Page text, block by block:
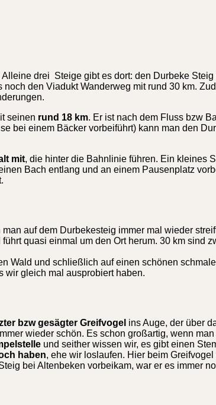
Alleine drei Steige gibt es dort: den Durbeke
den Viadukt Wanderweg mit rund 30 km.
seinen rund 18 km. Er ist nach dem Fluss bzw
bei einem Bäcker vorbeiführt) kann man den
mit, die hinter die Bahnlinie führen. Ein kleines
Bach entlang und an einem Pausenplatz
man auf dem Durbekesteig immer mal wieder
quasi einmal um den Ort herum. 30 km sind
Wald und schließlich auf einen schönen
wir gleich mal ausprobiert haben.
bzw gesägter Greifvogel ins Auge, der über
wieder schön. Es schon großartig, wenn
und seither wissen wir, es gibt einen
haben, ehe wir loslaufen. Hier beim
bei Altenbeken vorbeikam, war er es immer